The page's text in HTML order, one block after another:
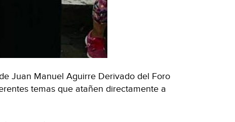
Juan Manuel Aguirre Derivado del Foro
temas que atañen directamente a